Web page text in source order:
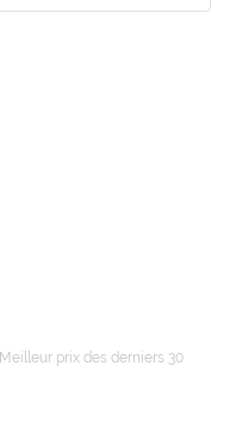
Meilleur prix des derniers 30